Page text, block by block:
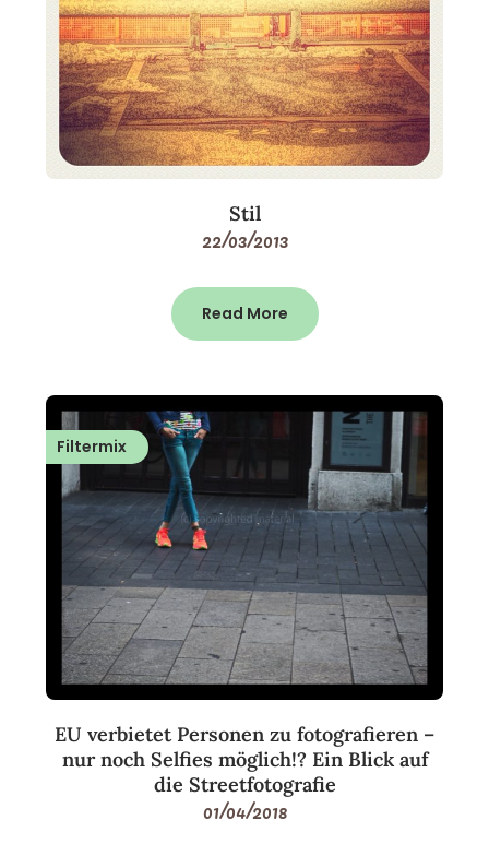
Stil
22/03/2013
Read More
Filtermix
EU verbietet Personen zu fotografieren –
nur noch Selfies möglich!? Ein Blick auf
die Streetfotografie
01/04/2018